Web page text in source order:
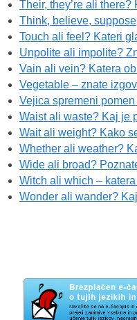
Their, they’re ali there?
Think, believe,
Touch ali feel? Kateri
Unpolite ali impolite?
Vain ali vein? Katera
Vegetable – znate
Vejica spremeni
Waist ali waste? Kaj je
Wait ali weight? Kako
Whether ali weather?
Wide ali broad?
Witch ali which –
Wonder ali wander?